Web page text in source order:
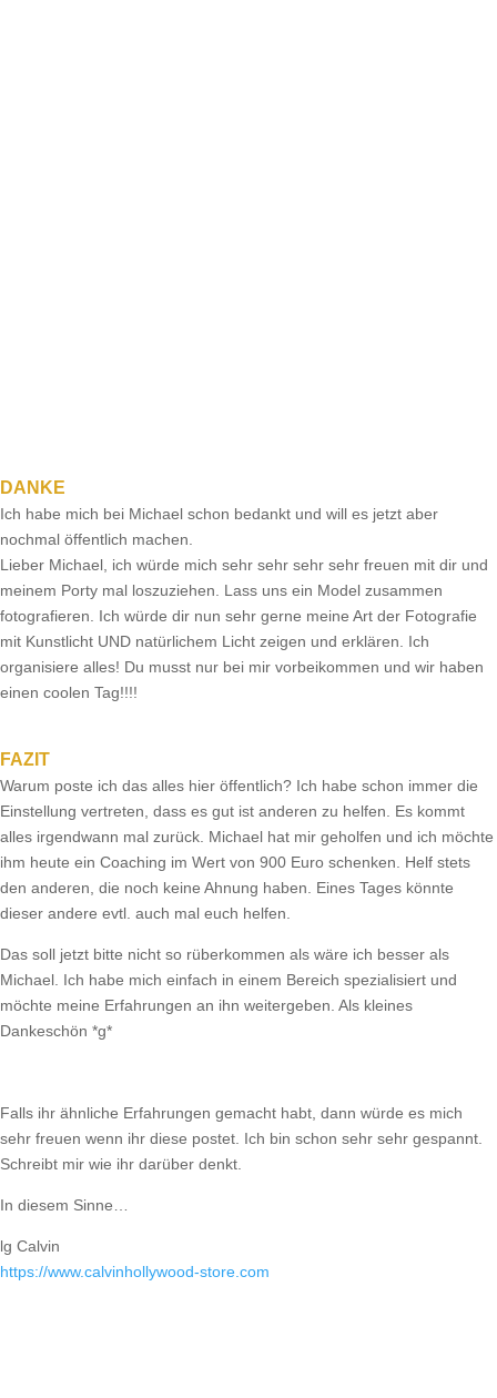
DANKE
Ich habe mich bei Michael schon bedankt und will es jetzt aber
nochmal öffentlich machen.
Lieber Michael, ich würde mich sehr sehr sehr sehr freuen mit dir und
meinem Porty mal loszuziehen. Lass uns ein Model zusammen
fotografieren. Ich würde dir nun sehr gerne meine Art der Fotografie
mit Kunstlicht UND natürlichem Licht zeigen und erklären. Ich
organisiere alles! Du musst nur bei mir vorbeikommen und wir haben
einen coolen Tag!!!!
FAZIT
Warum poste ich das alles hier öffentlich? Ich habe schon immer die
Einstellung vertreten, dass es gut ist anderen zu helfen. Es kommt
alles irgendwann mal zurück. Michael hat mir geholfen und ich möchte
ihm heute ein Coaching im Wert von 900 Euro schenken. Helf stets
den anderen, die noch keine Ahnung haben. Eines Tages könnte
dieser andere evtl. auch mal euch helfen.
Das soll jetzt bitte nicht so rüberkommen als wäre ich besser als
Michael. Ich habe mich einfach in einem Bereich spezialisiert und
möchte meine Erfahrungen an ihn weitergeben. Als kleines
Dankeschön *g*
Falls ihr ähnliche Erfahrungen gemacht habt, dann würde es mich
sehr freuen wenn ihr diese postet. Ich bin schon sehr sehr gespannt.
Schreibt mir wie ihr darüber denkt.
In diesem Sinne…
lg Calvin
https://​www.calvinhollywood-store.com